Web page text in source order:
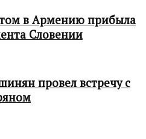
в Армению прибыла
Словении
провел встречу с